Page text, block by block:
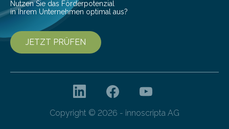
Nutzen Sie das Förderpotenzial
in Ihrem Unternehmen optimal aus?
JETZT PRÜFEN
Copyright © 2026 - innoscripta AG